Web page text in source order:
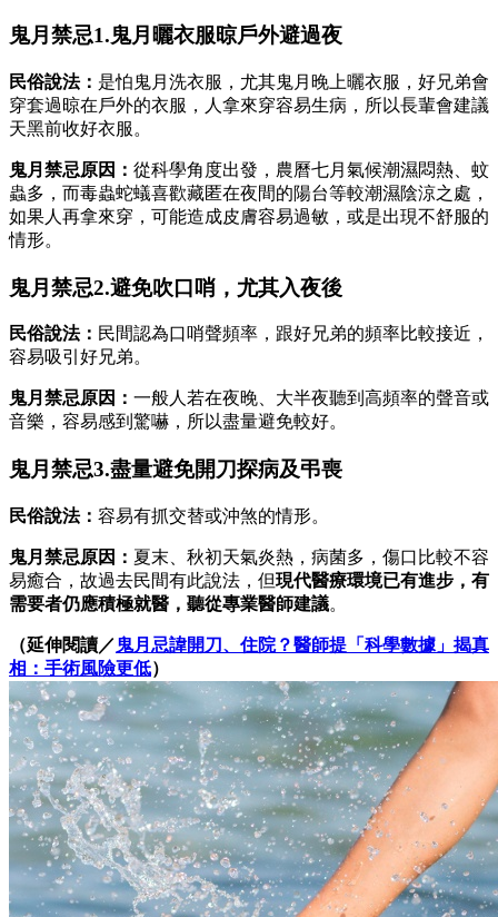
鬼月禁忌1.鬼月曬衣服晾戶外避過夜
民俗說法： 是怕鬼月洗衣服，尤其鬼月晚上曬衣服，好兄弟會
穿套過晾在戶外的衣服，人拿來穿容易生病，所以長輩會建議
天黑前收好衣服。
鬼月禁忌原因： 從科學角度出發，農曆七月氣候潮濕悶熱、蚊
蟲多，而毒蟲蛇蟻喜歡藏匿在夜間的陽台等較潮濕陰涼之處，
如果人再拿來穿，可能造成皮膚容易過敏，或是出現不舒服的
情形。
鬼月禁忌2.避免吹口哨，尤其入夜後
民俗說法： 民間認為口哨聲頻率，跟好兄弟的頻率比較接近，
容易吸引好兄弟。
鬼月禁忌原因： 一般人若在夜晚、大半夜聽到高頻率的聲音或
音樂，容易感到驚嚇，所以盡量避免較好。
鬼月禁忌3.盡量避免開刀探病及弔喪
民俗說法： 容易有抓交替或沖煞的情形。
鬼月禁忌原因： 夏末、秋初天氣炎熱，病菌多，傷口比較不容
易癒合，故過去民間有此說法，但現代醫療環境已有進步，有
需要者仍應積極就醫，聽從專業醫師建議。
（延伸閱讀／鬼月忌諱開刀、住院？醫師提「科學數據」揭真
相：手術風險更低）